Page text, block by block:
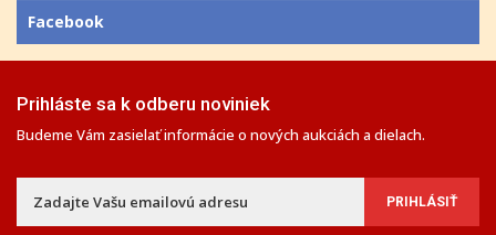
Facebook
Prihláste sa k odberu noviniek
Budeme Vám zasielať informácie o nových aukciách a dielach.